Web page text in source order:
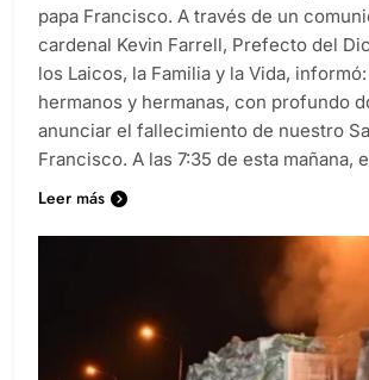
papa Francisco. A través de un
cardenal Kevin Farrell, Prefecto del
los Laicos, la Familia y la Vida,
hermanos y hermanas, con profundo
anunciar el fallecimiento de nuestro
Francisco. A las 7:35 de esta mañana,
Leer más